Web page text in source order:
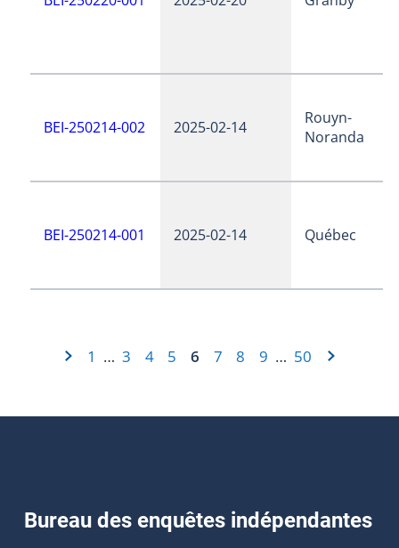
BEI-250214-002 2025-02-14
Rouyn-
Noranda
BEI-250214-001 2025-02-14 Québec
1 … 3 4 5 6 7 8 9 … 50
Bureau des enquêtes indépendantes